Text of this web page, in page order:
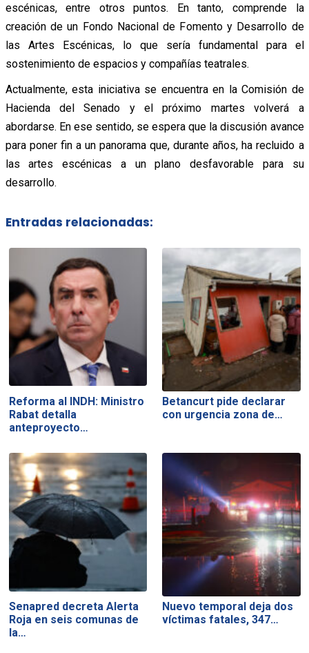
escénicas, entre otros puntos. En tanto, comprende la
creación de un Fondo Nacional de Fomento y Desarrollo de
las Artes Escénicas, lo que sería fundamental para el
sostenimiento de espacios y compañías teatrales.
Actualmente, esta iniciativa se encuentra en la Comisión de
Hacienda del Senado y el próximo martes volverá a
abordarse. En ese sentido, se espera que la discusión avance
para poner fin a un panorama que, durante años, ha recluido a
las artes escénicas a un plano desfavorable para su
desarrollo.
Entradas relacionadas:
Reforma al INDH: Ministro
Rabat detalla
anteproyecto…
Betancurt pide declarar
con urgencia zona de…
Senapred decreta Alerta
Roja en seis comunas de
la…
Nuevo temporal deja dos
víctimas fatales, 347…